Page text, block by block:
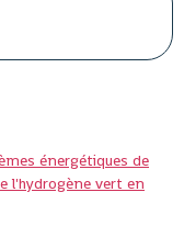
énergétiques de
l'hydrogène vert en